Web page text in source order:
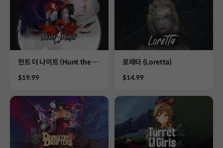
Product
헌트 더 나이트 (Hunt the Ni
Price
$19.99
Product
로레타 (Loretta)
Price
$14.99